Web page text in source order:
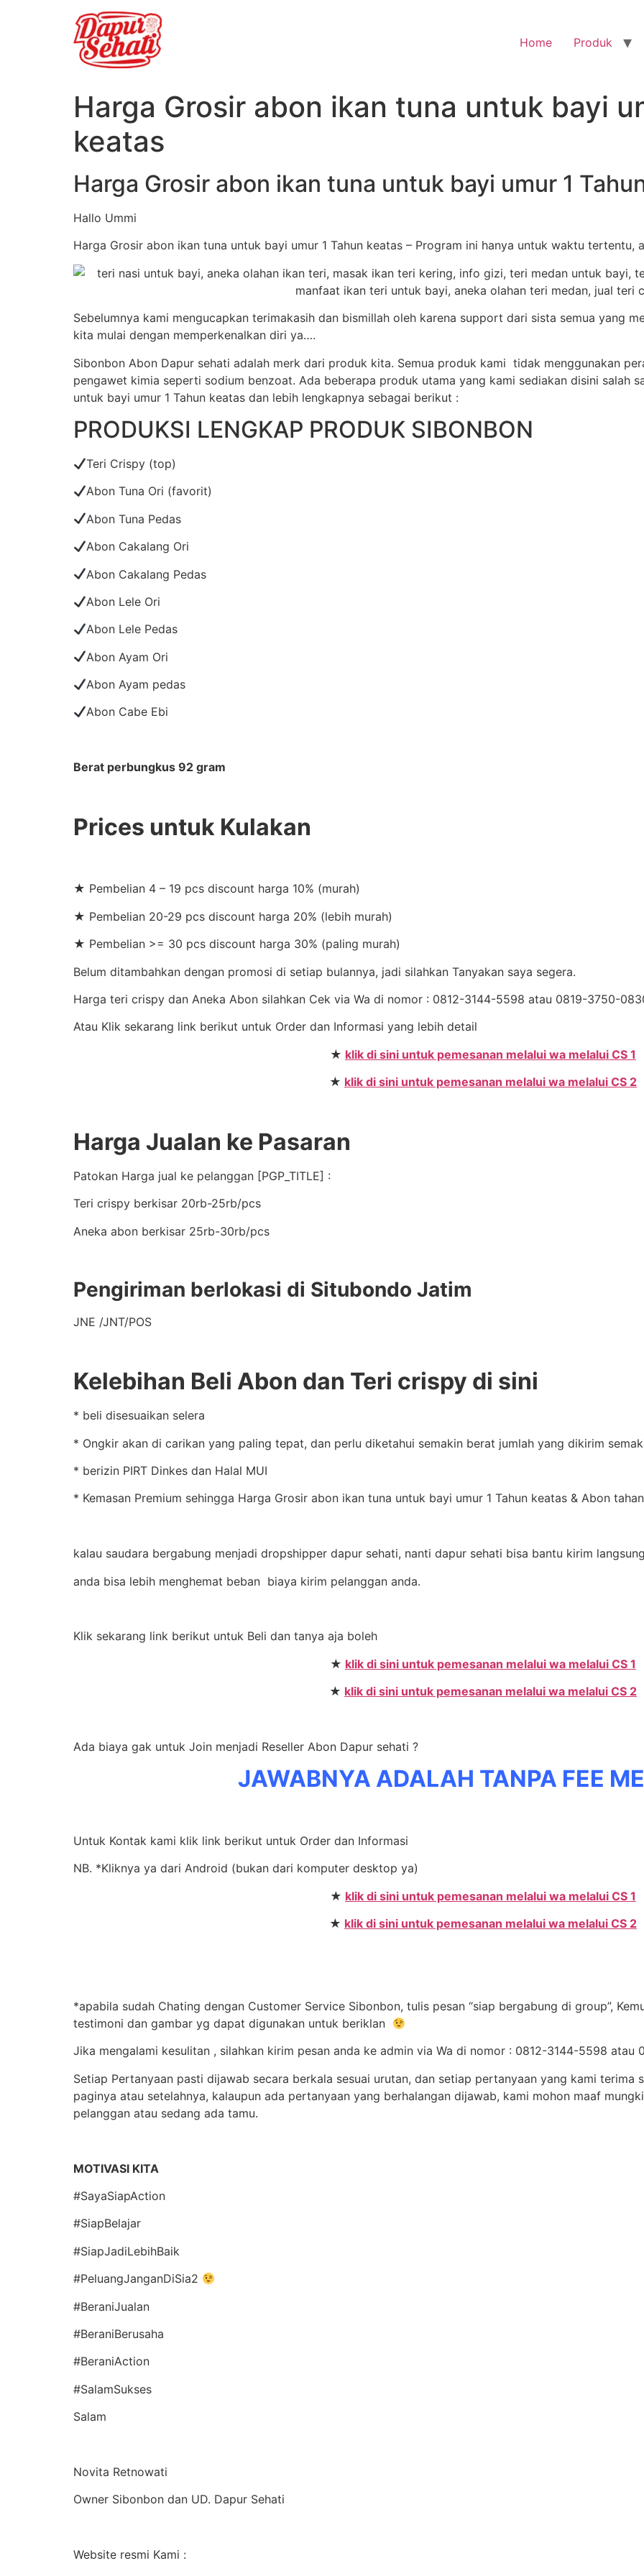
Home Produk
Harga Grosir abon ikan tuna untuk bayi
keatas
Harga Grosir abon ikan tuna untuk bayi umur 1
Hallo Ummi
Harga Grosir abon ikan tuna untuk bayi umur 1 Tahun keatas – Program ini hanya untuk waktu tertentu,
Sebelumnya kami mengucapkan terimakasih dan bismillah oleh karena support dari sista semua yang
kita mulai dengan memperkenalkan diri ya….
Sibonbon Abon Dapur sehati adalah merk dari produk kita. Semua produk kami tidak menggunakan
pengawet kimia seperti sodium benzoat. Ada beberapa produk utama yang kami sediakan disini salah
untuk bayi umur 1 Tahun keatas dan lebih lengkapnya sebagai berikut :
PRODUKSI LENGKAP PRODUK SIBONBON
Teri Crispy (top)
Abon Tuna Ori (favorit)
Abon Tuna Pedas
Abon Cakalang Ori
Abon Cakalang Pedas
Abon Lele Ori
Abon Lele Pedas
Abon Ayam Ori
Abon Ayam pedas
Abon Cabe Ebi
Berat perbungkus 92 gram
Prices untuk Kulakan
★ Pembelian 4 – 19 pcs discount harga 10% (murah)
★ Pembelian 20-29 pcs discount harga 20% (lebih murah)
★ Pembelian >= 30 pcs discount harga 30% (paling murah)
Belum ditambahkan dengan promosi di setiap bulannya, jadi silahkan Tanyakan saya segera.
Harga teri crispy dan Aneka Abon silahkan Cek via Wa di nomor : 0812-3144-5598 atau 0819-3750-
Atau Klik sekarang link berikut untuk Order dan Informasi yang lebih detail
★ klik di sini untuk pemesanan melalui wa melalui CS 1
★ klik di sini untuk pemesanan melalui wa melalui CS 2
Harga Jualan ke Pasaran
Patokan Harga jual ke pelanggan [PGP_TITLE] :
Teri crispy berkisar 20rb-25rb/pcs
Aneka abon berkisar 25rb-30rb/pcs
Pengiriman berlokasi di Situbondo Jatim
JNE /JNT/POS
Kelebihan Beli Abon dan Teri crispy di sini
* beli disesuaikan selera
* Ongkir akan di carikan yang paling tepat, dan perlu diketahui semakin berat jumlah yang dikirim
* berizin PIRT Dinkes dan Halal MUI
* Kemasan Premium sehingga Harga Grosir abon ikan tuna untuk bayi umur 1 Tahun keatas & Abon
kalau saudara bergabung menjadi dropshipper dapur sehati, nanti dapur sehati bisa bantu kirim
anda bisa lebih menghemat beban biaya kirim pelanggan anda.
Klik sekarang link berikut untuk Beli dan tanya aja boleh
★ klik di sini untuk pemesanan melalui wa melalui CS 1
★ klik di sini untuk pemesanan melalui wa melalui CS 2
Ada biaya gak untuk Join menjadi Reseller Abon Dapur sehati ?
JAWABNYA ADALAH TANPA FEE
Untuk Kontak kami klik link berikut untuk Order dan Informasi
NB. *Kliknya ya dari Android (bukan dari komputer desktop ya)
★ klik di sini untuk pemesanan melalui wa melalui CS 1
★ klik di sini untuk pemesanan melalui wa melalui CS 2
*apabila sudah Chating dengan Customer Service Sibonbon, tulis pesan “siap bergabung di group”,
testimoni dan gambar yg dapat digunakan untuk beriklan
Jika mengalami kesulitan , silahkan kirim pesan anda ke admin via Wa di nomor : 0812-3144-5598
Setiap Pertanyaan pasti dijawab secara berkala sesuai urutan, dan setiap pertanyaan yang kami
paginya atau setelahnya, kalaupun ada pertanyaan yang berhalangan dijawab, kami mohon maaf
pelanggan atau sedang ada tamu.
MOTIVASI KITA
#SayaSiapAction
#SiapBelajar
#SiapJadiLebihBaik
#PeluangJanganDiSia2
#BeraniJualan
#BeraniBerusaha
#BeraniAction
#SalamSukses
Salam
Novita Retnowati
Owner Sibonbon dan UD. Dapur Sehati
Website resmi Kami :